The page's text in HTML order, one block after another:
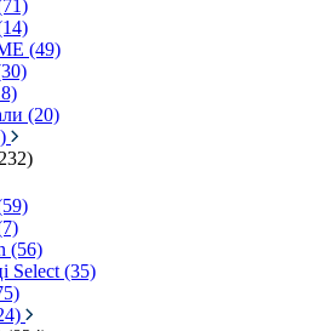
(49)
(20)
(56)
Select (35)